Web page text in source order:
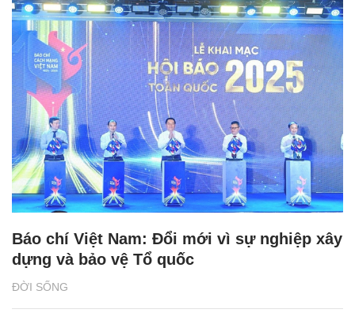
ĐỜI SỐNG
Báo chí Việt Nam: Đổi mới vì sự nghiệp xây
dựng và bảo vệ Tổ quốc